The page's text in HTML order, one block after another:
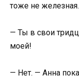
тоже не железная.
— Ты в свои
моей!
— Нет. — Анна